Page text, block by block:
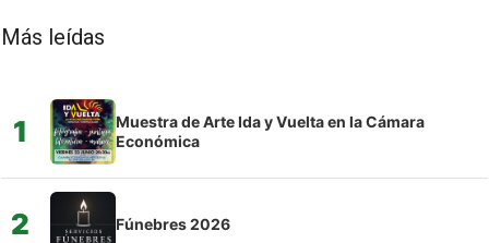
Más leídas
1
Muestra de Arte Ida y Vuelta en la Cámara
Económica
2 Fúnebres 2026